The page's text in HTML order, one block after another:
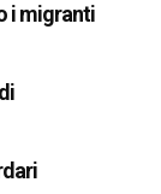
i migranti